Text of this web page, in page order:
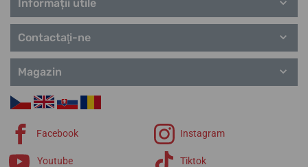
Informații utile
Contactaţi-ne
Magazin
Facebook Instagram
Youtube Tiktok